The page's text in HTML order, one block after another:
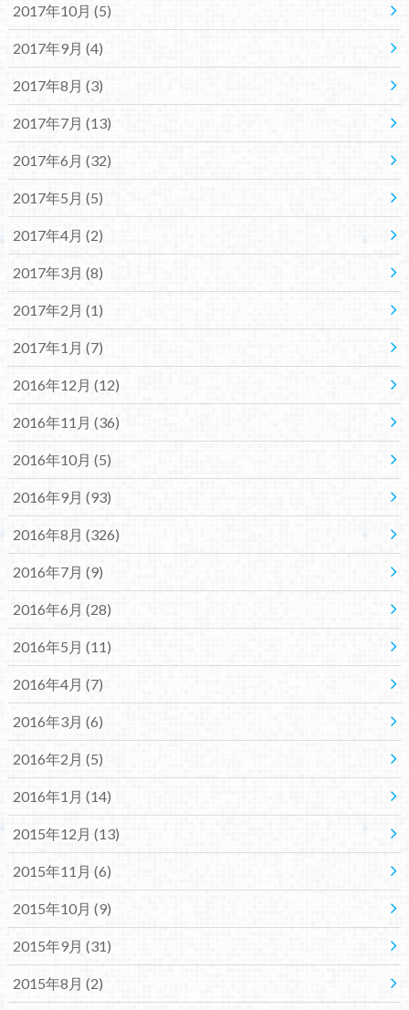
2017年10月 (5)
2017年9月 (4)
2017年8月 (3)
2017年7月 (13)
2017年6月 (32)
2017年5月 (5)
2017年4月 (2)
2017年3月 (8)
2017年2月 (1)
2017年1月 (7)
2016年12月 (12)
2016年11月 (36)
2016年10月 (5)
2016年9月 (93)
2016年8月 (326)
2016年7月 (9)
2016年6月 (28)
2016年5月 (11)
2016年4月 (7)
2016年3月 (6)
2016年2月 (5)
2016年1月 (14)
2015年12月 (13)
2015年11月 (6)
2015年10月 (9)
2015年9月 (31)
2015年8月 (2)